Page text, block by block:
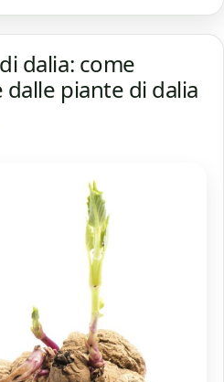
dalia: come
piante di dalia